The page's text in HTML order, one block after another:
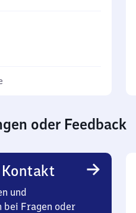
oder Feedback
und
bei Fragen oder